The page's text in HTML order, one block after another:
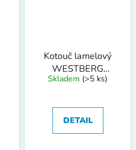
Kotouč lamelový
WESTBERG
125mm P80
Skladem (>5 ks)
DETAIL